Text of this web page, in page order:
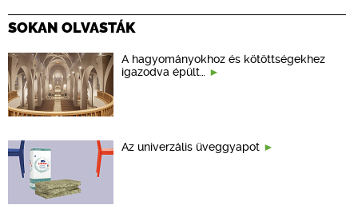
SOKAN OLVASTÁK
A hagyományokhoz és kötöttségekhez
igazodva épült…
Az univerzális üveggyapot